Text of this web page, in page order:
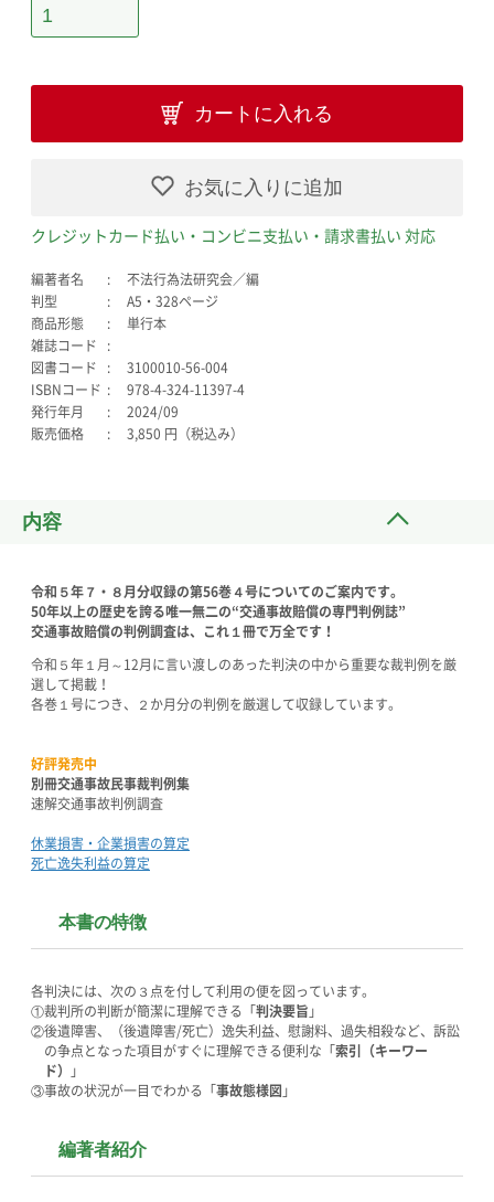
カートに入れる
お気に入りに追加
クレジットカード払い・コンビニ支払い・請求書払い 対応
編著者名
不法行為法研究会／編
判型
A5・328ページ
商品形態
単行本
雑誌コード
図書コード
3100010-56-004
ISBNコード
978-4-324-11397-4
発行年月
2024/09
販売価格
3,850 円（税込み）
内容
令和５年７・８月分収録の第56巻４号についてのご案内です。
50年以上の歴史を誇る唯一無二の“交通事故賠償の専門判例誌”
交通事故賠償の判例調査は、これ１冊で万全です！
令和５年１月～12月に言い渡しのあった判決の中から重要な裁判例を厳
選して掲載！
各巻１号につき、２か月分の判例を厳選して収録しています。
好評発売中
別冊交通事故民事裁判例集
速解交通事故判例調査
休業損害・企業損害の算定
死亡逸失利益の算定
本書の特徴
各判決には、次の３点を付して利用の便を図っています。
①裁判所の判断が簡潔に理解できる「判決要旨 」
②後遺障害、（後遺障害/死亡）逸失利益、慰謝料、過失相殺など、訴訟
の争点となった項目がすぐに理解できる便利な「索引（キーワー
ド）
」
③事故の状況が一目でわかる「事故態様図 」
編著者紹介